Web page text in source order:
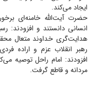
ایجاد می‌کند.
حضرت آیت‌الله خامنه‌ای
انسانی دانستند و افزودند:
هدایت‌گری خداوند متعال
رهبر انقلاب عزم و اراده
افزودند: امام راحل توصیه
مردانه و قاطع گرفت.